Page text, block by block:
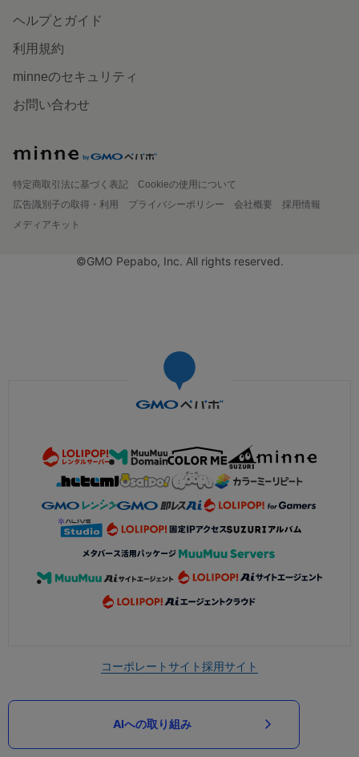
ヘルプとガイド
利用規約
minneのセキュリティ
お問い合わせ
特定商取引法に基づく表記
Cookieの使用について
広告識別子の取得・利用
プライバシーポリシー 会社概要
採用情報
メディアキット
©GMO Pepabo, Inc. All rights reserved.
コーポレートサイト採用サイト
AIへの取り組み